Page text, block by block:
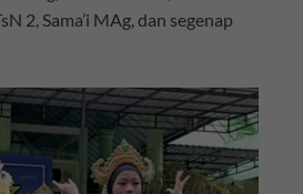
2, Sama’i MAg, dan segenap